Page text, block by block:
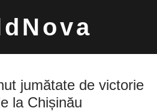
jumătate de victorie
la Chișinău